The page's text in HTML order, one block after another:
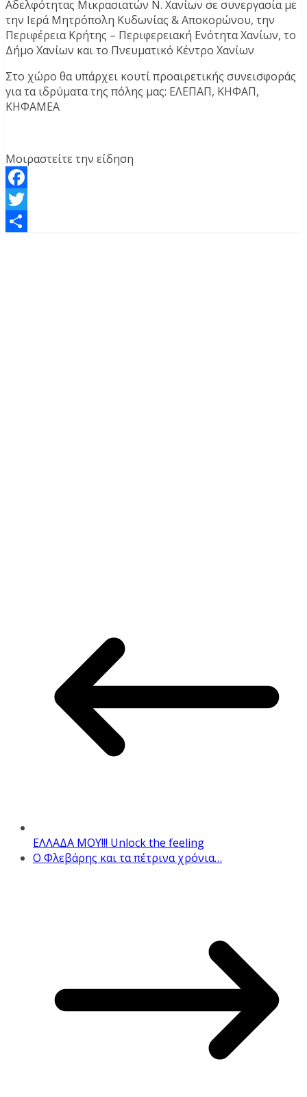
Αδελφότητας Μικρασιατών Ν. Χανίων σε συνεργασία με
την Ιερά Μητρόπολη Κυδωνίας & Αποκορώνου, την
Περιφέρεια Κρήτης – Περιφερειακή Ενότητα Χανίων, το
Δήμο Χανίων και το Πνευματικό Κέντρο Χανίων
Στο χώρο θα υπάρχει κουτί προαιρετικής συνεισφοράς
για τα ιδρύματα της πόλης μας: ΕΛΕΠΑΠ, ΚΗΦΑΠ,
ΚΗΦΑΜΕΑ
Μοιραστείτε την είδηση
Facebook
Twitter
ΕΛΛΑΔΑ ΜΟΥ!!! Unlock the feeling
Ο Φλεβάρης και τα πέτρινα χρόνια…